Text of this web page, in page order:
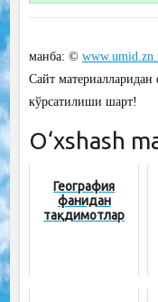
манба: ©
Сайт
кўрсатилиши шарт!
O‘xshash
География
фанидан
тақдимотлар